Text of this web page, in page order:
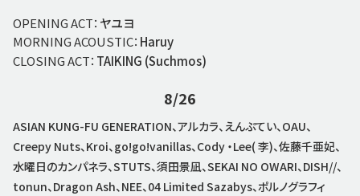
OPENING ACT： ヤユヨ
MORNING ACOUSTIC： Haruy
CLOSING ACT： TAIKING (Suchmos)
8/26
ASIAN KUNG-FU GENERATION、アルカラ、えんぷてい、OAU、
Creepy Nuts、Kroi、go!go!vanillas、Cody ・Lee( 李)、佐藤千亜妃、
水曜日のカンパネラ、STUTS、須田景凪、SEKAI NO OWARI、DISH//、
tonun、Dragon Ash、NEE、04 Limited Sazabys、ポルノグラフィ